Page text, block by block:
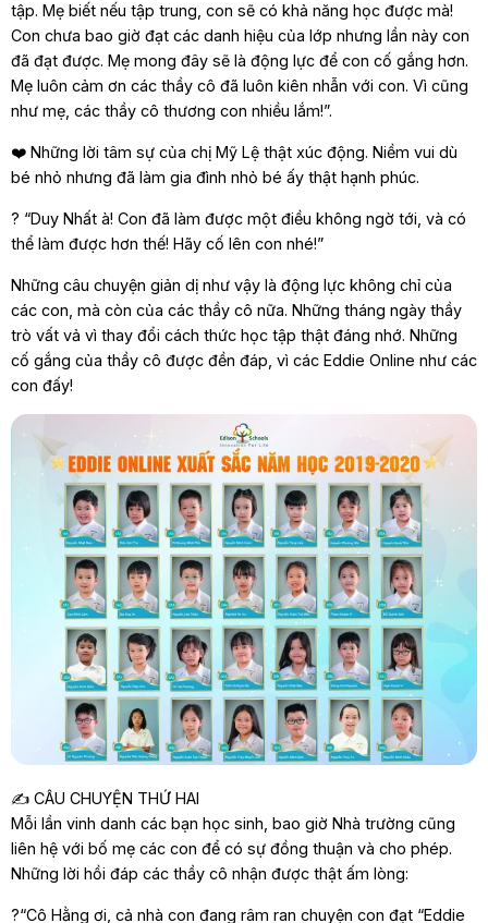
tập. Mẹ biết nếu tập trung, con sẽ có khả năng học được mà!
Con chưa bao giờ đạt các danh hiệu của lớp nhưng lần này con
đã đạt được. Mẹ mong đây sẽ là động lực để con cố gắng hơn.
Mẹ luôn cảm ơn các thầy cô đã luôn kiên nhẫn với con. Vì cũng
như mẹ, các thầy cô thương con nhiều lắm!”.
❤️ Những lời tâm sự của chị Mỹ Lệ thật xúc động. Niềm vui dù
bé nhỏ nhưng đã làm gia đình nhỏ bé ấy thật hạnh phúc.
? “Duy Nhất à! Con đã làm được một điều không ngờ tới, và có
thể làm được hơn thế! Hãy cố lên con nhé!”
Những câu chuyện giản dị như vậy là động lực không chỉ của
các con, mà còn của các thầy cô nữa. Những tháng ngày thầy
trò vất vả vì thay đổi cách thức học tập thật đáng nhớ. Những
cố gắng của thầy cô được đền đáp, vì các Eddie Online như các
con đấy!
✍️ CÂU CHUYỆN THỨ HAI
Mỗi lần vinh danh các bạn học sinh, bao giờ Nhà trường cũng
liên hệ với bố mẹ các con để có sự đồng thuận và cho phép.
Những lời hồi đáp các thầy cô nhận được thật ấm lòng:
?“Cô Hằng ơi, cả nhà con đang râm ran chuyện con đạt “Eddie